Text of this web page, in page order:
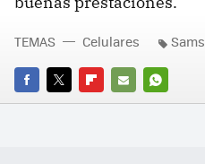
FACEBOOK
TWITTERFLIPBOARD
E-
TEMAS Celulares